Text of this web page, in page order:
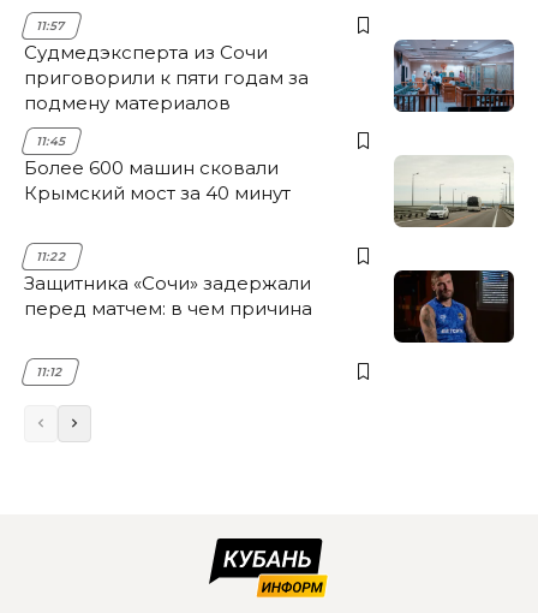
11:57
Судмедэксперта из Сочи
приговорили к пяти годам за
подмену материалов
11:45
Более 600 машин сковали
Крымский мост за 40 минут
11:22
Защитника «Сочи» задержали
перед матчем: в чем причина
11:12